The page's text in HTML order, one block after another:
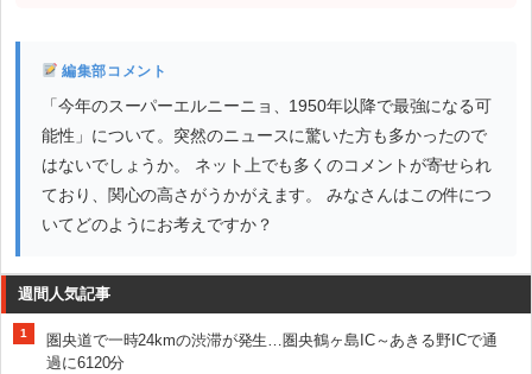
編集部コメント
「今年のスーパーエルニーニョ、1950年以降で最強になる可
能性」について。突然のニュースに驚いた方も多かったので
はないでしょうか。 ネット上でも多くのコメントが寄せられ
ており、関心の高さがうかがえます。 みなさんはこの件につ
いてどのようにお考えですか？
週間人気記事
1
圏央道で一時24kmの渋滞が発生…圏央鶴ヶ島IC～あきる野ICで通
過に6120分